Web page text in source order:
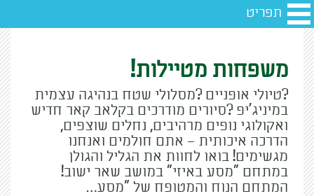
משפחות מטיילות!
?טיולי אופניים ?מסלולי שטח בנהיגה עצמית
במיניג'יפ ?סיורים מודרכים בקלאב קאר חדיש
ואקולוגי נופים מרהיבים, נחלים שוצפים,
הדרכה איכותית – אתם חולמים ואנחנו
מגשימים! בואו לחוות את הגליל והגולן
במתחם "מסע באיזי" במושב שאר ישוב!
המתחם הנוח והמטופח של "מסע…
תפריט